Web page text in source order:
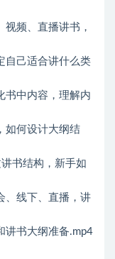
频、直播讲书，
自己适合讲什么类
书中内容，理解内
如何设计大纲结
书结构，新手如
、线下、直播，讲
讲书大纲准备.mp4